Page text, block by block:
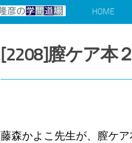
HOME
[2208]膣ケア本
藤森かよこ先生が、膣ケ